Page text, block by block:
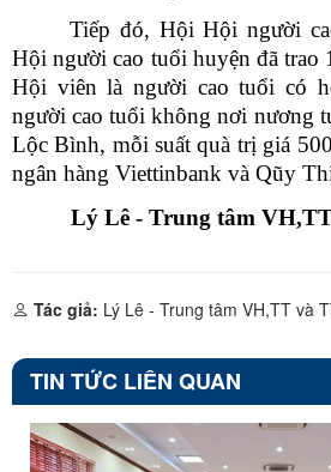
Tiếp đó, Hội Hội người
Hội người cao tuổi huyện đã trao
Hội viên là người cao tuổi có
người cao tuổi không nơi nương
Lộc Bình, mỗi suất quà trị giá
ngân hàng Viettinbank và Qũy
Lý Lê - Trung tâm
Tác giả: Lý Lê - Trung tâm VH,TT và
TIN TỨC LIÊN QUAN